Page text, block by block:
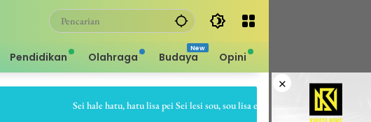
Pendidikan Olahraga Budaya Opini
×
Sei hale hatu, hatu lisa pei Sei lesi sou, sou lisa ei Sapa bale batu, batu gepe dia